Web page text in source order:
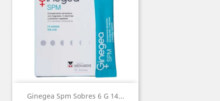
Ginegea Spm Sobres 6 G 14...